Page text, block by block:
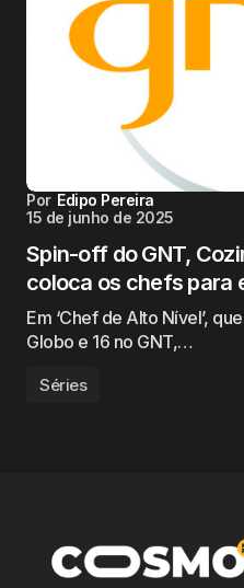
Por Edipo Pereira
15 de junho de 2025
Spin-off do GNT,
coloca os chefs para
Em ‘Chef de Alto Nível’,
Globo e 16 no GNT,…
Séries